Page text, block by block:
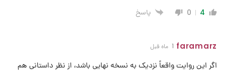
4
0 پاسخ
faramarz 1 ماه قبل
اگر این روایت واقعاً نزدیک به نسخه نهایی باشد، از نظر داستانی هم